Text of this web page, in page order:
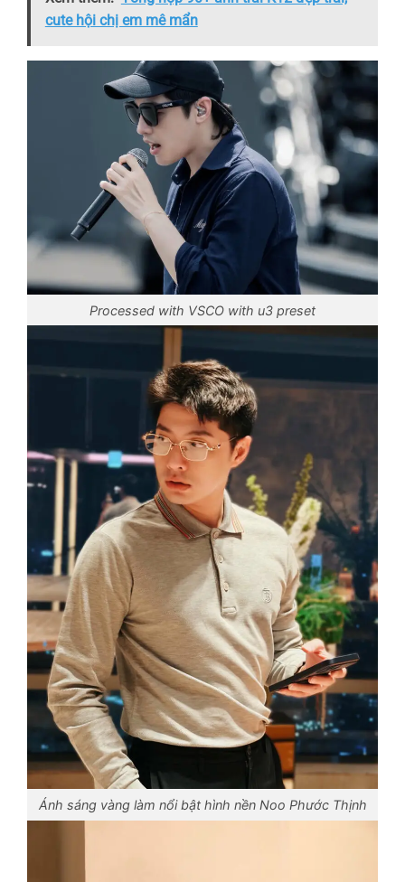
cute hội chị em mê mẩn
Processed with VSCO with u3 preset
Ánh sáng vàng làm nổi bật hình nền Noo Phước Thịnh